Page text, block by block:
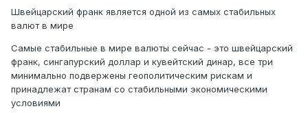
Швейцарский франк является одной из самых стабильных
валют в мире
Самые стабильные в мире валюты сейчас - это швейцарский
франк, сингапурский доллар и кувейтский динар, все три
минимально подвержены геополитическим рискам и
принадлежат странам со стабильными экономическими
условиями